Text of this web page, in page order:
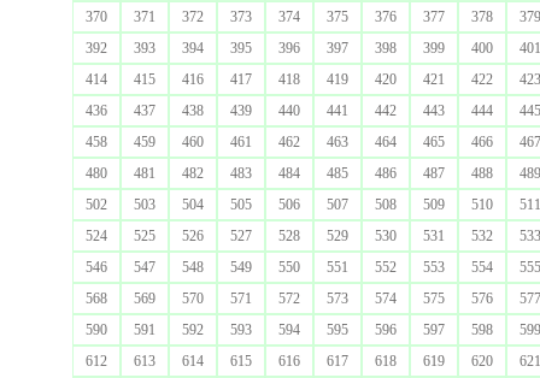
370
371 372 373 374 375 376 377 378
379
392
393 394 395 396 397 398 399 400
401
414
415 416 417 418 419 420 421 422
423
436
437 438 439 440 441 442 443 444
445
458
459 460 461 462 463 464 465 466
467
480
481 482 483 484 485 486 487 488
489
502
503 504 505 506 507 508 509 510
511
524
525 526 527 528 529 530 531 532
533
546
547 548 549 550 551 552 553 554
555
568
569 570 571 572 573 574 575 576
577
590
591 592 593 594 595 596 597 598
599
612
613 614 615 616 617 618 619 620
621